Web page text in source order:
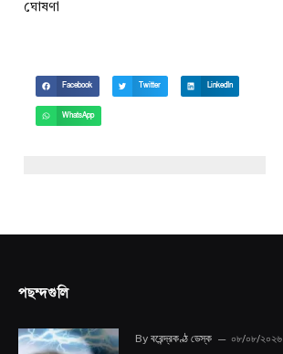
ঘোষণা
Facebook Twitter LinkedIn
WhatsApp
পছন্দগুলি
By বরেন্দ্রকণ্ঠ ডেস্ক ০৮/০৮/২০২৬